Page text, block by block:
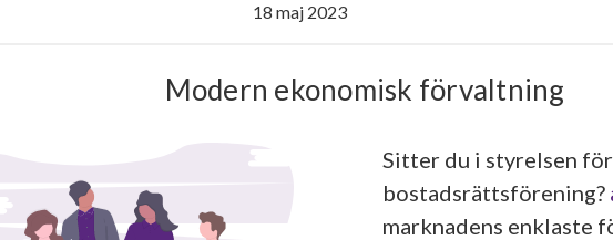
18 maj 2023
Modern ekonomisk förvaltning
Sitter du i styrelsen
bostadsrättsförening?
marknadens enklaste